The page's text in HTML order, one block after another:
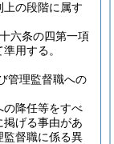
の段階に属す
六条の四第一項
用する。
管理監督職への
の降任等をすべ
掲げる事由があ
監督職に係る異